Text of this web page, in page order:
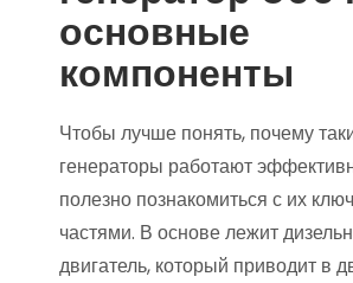
основные
компоненты
Чтобы лучше понять, почему
генераторы работают
полезно познакомиться с их
частями. В основе лежит
двигатель, который приводит в